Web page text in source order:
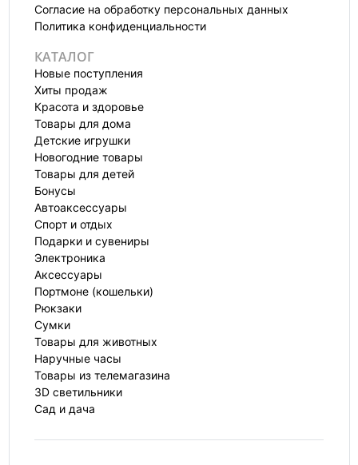
Согласие на обработку персональных данных
Политика конфиденциальности
КАТАЛОГ
Новые поступления
Хиты продаж
Красота и здоровье
Товары для дома
Детские игрушки
Новогодние товары
Товары для детей
Бонусы
Автоаксессуары
Спорт и отдых
Подарки и сувениры
Электроника
Аксессуары
Портмоне (кошельки)
Рюкзаки
Сумки
Товары для животных
Наручные часы
Товары из телемагазина
3D светильники
Сад и дача